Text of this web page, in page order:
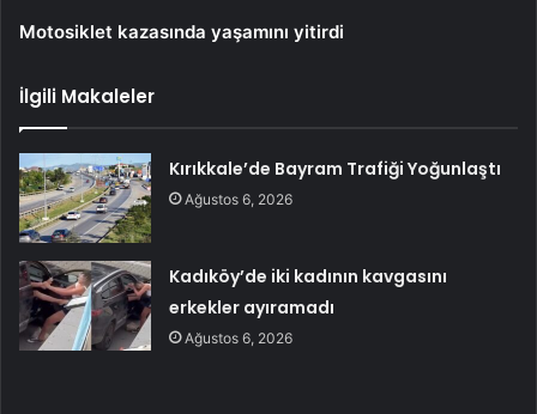
Motosiklet kazasında yaşamını yitirdi
İlgili Makaleler
Kırıkkale’de Bayram Trafiği Yoğunlaştı
Ağustos 6, 2026
Kadıköy’de iki kadının kavgasını
erkekler ayıramadı
Ağustos 6, 2026